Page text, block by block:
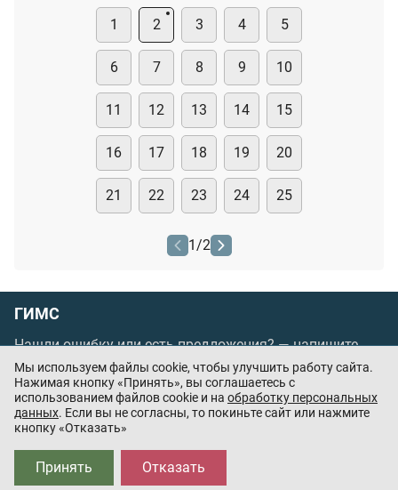
1 2 3 4 5
6 7 8 9 10
11 12 13 14 15
16 17 18 19 20
21 22 23 24 25
1/2
ГИМС
Нашли ошибку или есть предложения? —напишите
нам
Порядок проведения оплаты по банковским
картам/Цены/Оферта
Приложения партнёров:
Мы используем файлы cookie, чтобы улучшить работу сайта.
Нажимая кнопку «Принять», вы соглашаетесь с
использованием файлов cookie и на обработку персональных
данных. Если вы не согласны, то покиньте сайт или нажмите
кнопку «Отказать»
Отказать
Принять